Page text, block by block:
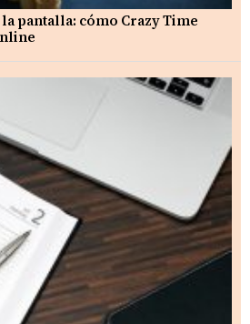
pantalla: cómo Crazy Time